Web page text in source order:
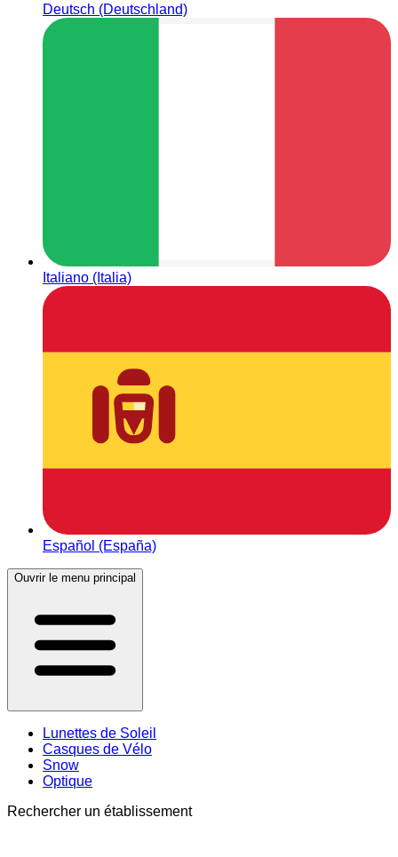
Deutsch (Deutschland)
Italiano (Italia)
Español (España)
Ouvrir le menu principal
Lunettes de Soleil
Casques de Vélo
Snow
Optique
Rechercher un établissement